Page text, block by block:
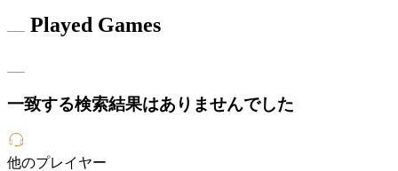
Played Games
一致する検索結果はありませんでした
他のプレイヤー